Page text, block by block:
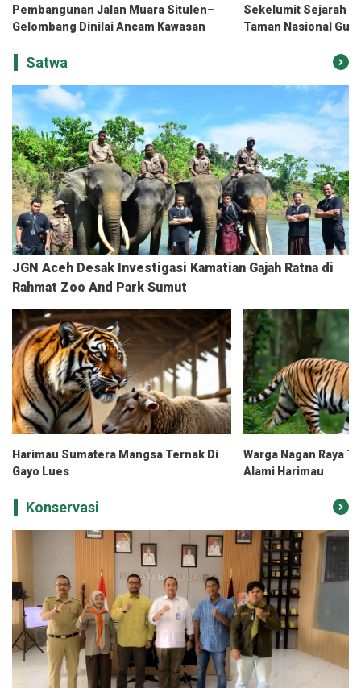
Pembangunan Jalan Muara Situlen–
Gelombang Dinilai Ancam Kawasan
Sekelumit Sejarah
Taman Nasional
Satwa
JGN Aceh Desak Investigasi Kamatian Gajah Ratna di
Rahmat Zoo And Park Sumut
Harimau Sumatera Mangsa Ternak Di
Gayo Lues
Warga Nagan Raya
Alami Harimau
Konservasi